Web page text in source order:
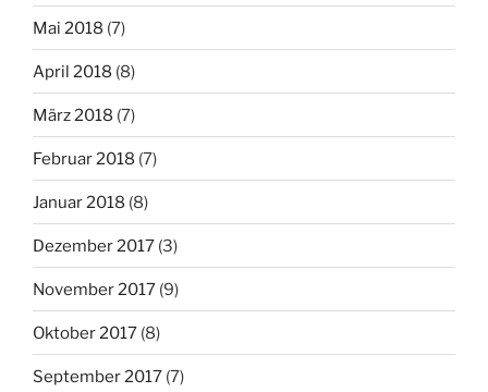
Mai 2018 (7)
April 2018 (8)
März 2018 (7)
Februar 2018 (7)
Januar 2018 (8)
Dezember 2017 (3)
November 2017 (9)
Oktober 2017 (8)
September 2017 (7)